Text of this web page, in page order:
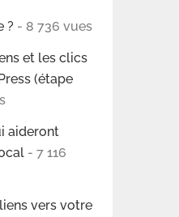
? - 8 736 vues
et les clics
(étape
aideront
- 7 116
vers votre